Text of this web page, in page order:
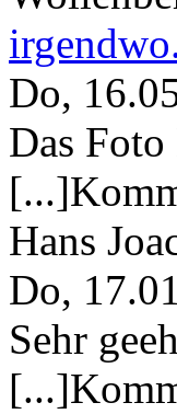
Do,
Das
Hans
Do,
Sehr